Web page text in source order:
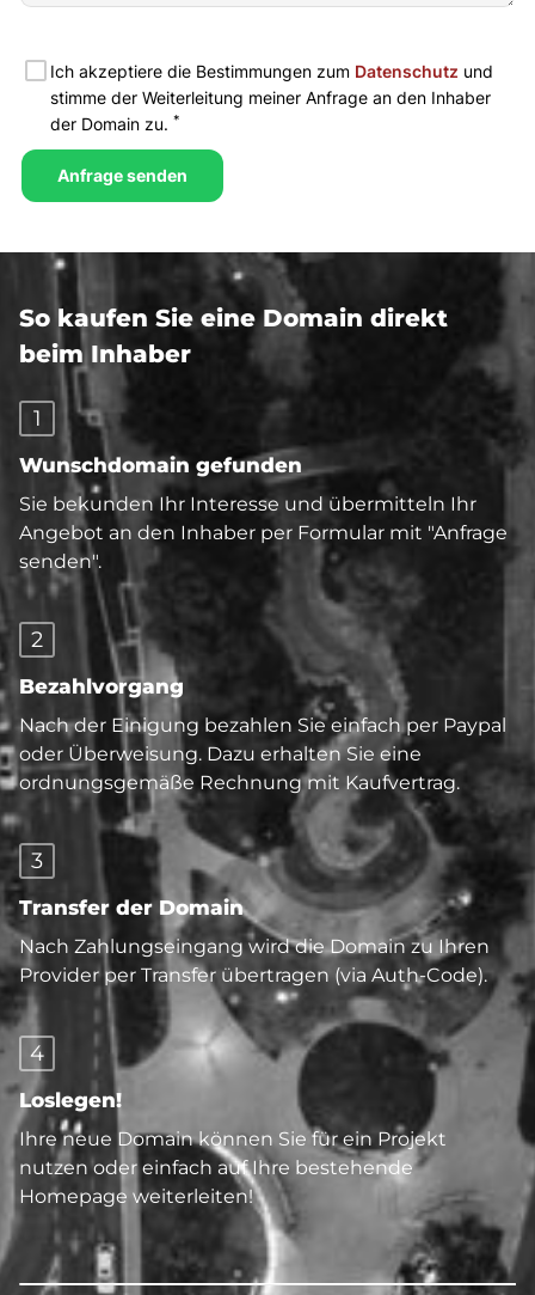
So kaufen Sie eine Domain direkt
beim Inhaber
1
Wunschdomain gefunden
Sie bekunden Ihr Interesse und übermitteln Ihr
Angebot an den Inhaber per Formular mit "Anfrage
senden".
2
Bezahlvorgang
Nach der Einigung bezahlen Sie einfach per Paypal
oder Überweisung. Dazu erhalten Sie eine
ordnungsgemäße Rechnung mit Kaufvertrag.
3
Transfer der Domain
Nach Zahlungseingang wird die Domain zu Ihren
Provider per Transfer übertragen (via Auth-Code).
4
Loslegen!
Ihre neue Domain können Sie für ein Projekt
nutzen oder einfach auf Ihre bestehende
Homepage weiterleiten!